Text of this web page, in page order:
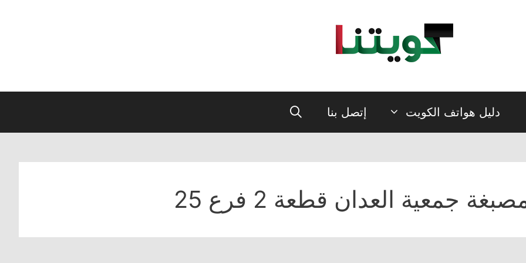
دليل هواتف الكويت إتصل بنا
جمعية العدان قطعة 2 فرع 25